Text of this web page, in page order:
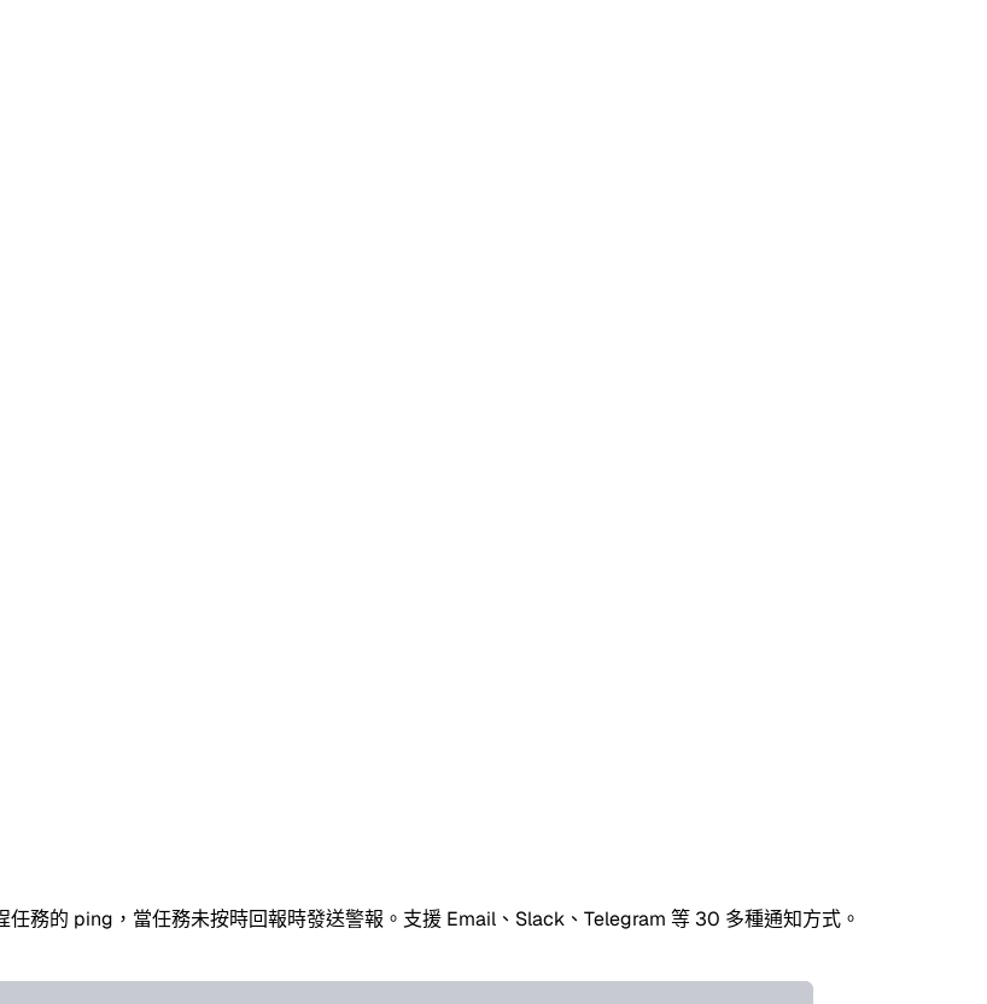
務的 ping，當任務未按時回報時發送警報。支援 Email、Slack、Telegram 等 30 多種通知方式。